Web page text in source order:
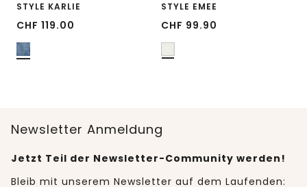
STYLE KARLIE
CHF 119.00
STYLE EMEE
CHF 99.90
Newsletter Anmeldung
Jetzt Teil der Newsletter-Community werden!
Bleib mit unserem Newsletter auf dem Laufenden: